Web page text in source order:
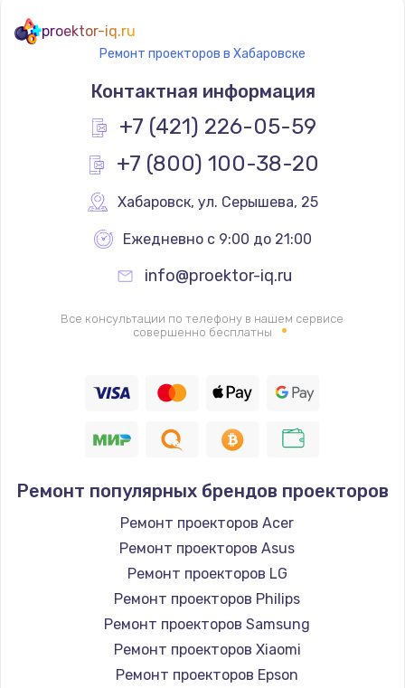
proektor-iq.ru
Ремонт проекторов в Хабаровске
Контактная информация
+7 (421) 226-05-59
+7 (800) 100-38-20
Хабаровск, ул. Серышева, 25
Ежедневно с 9:00 до 21:00
info@proektor-iq.ru
Все консультации по телефону в нашем сервисе
совершенно бесплатны
Ремонт популярных брендов проекторов
Ремонт проекторов Acer
Ремонт проекторов Asus
Ремонт проекторов LG
Ремонт проекторов Philips
Ремонт проекторов Samsung
Ремонт проекторов Xiaomi
Ремонт проекторов Epson